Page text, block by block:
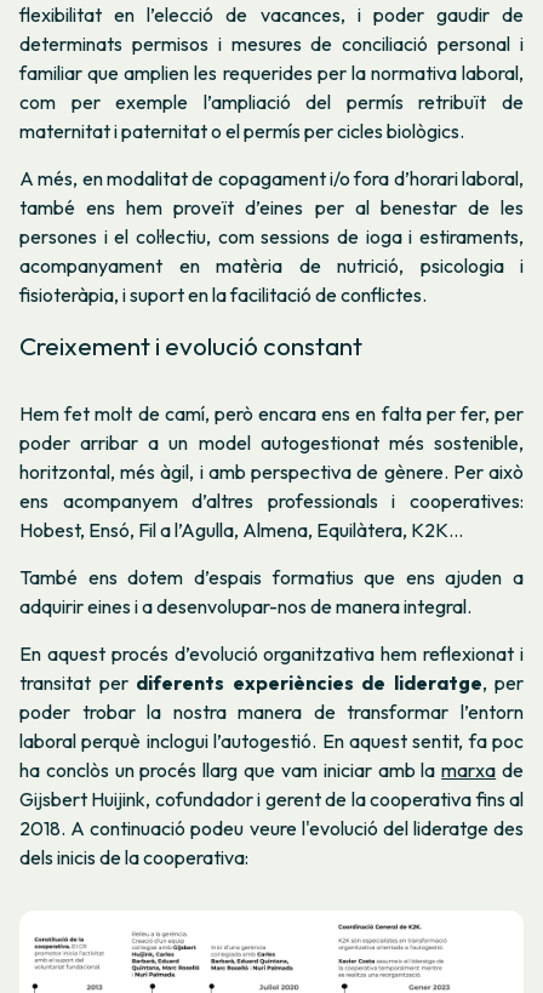
flexibilitat en l’elecció de vacances, i poder gaudir de
determinats permisos i mesures de conciliació personal i
familiar que amplien les requerides per la normativa laboral,
com per exemple l’ampliació del permís retribuït de
maternitat i paternitat o el permís per cicles biològics.
A més, en modalitat de copagament i/o fora d’horari laboral,
també ens hem proveït d’eines per al benestar de les
persones i el col·lectiu, com sessions de ioga i estiraments,
acompanyament en matèria de nutrició, psicologia i
fisioteràpia, i suport en la facilitació de conflictes.
Creixement i evolució constant
Hem fet molt de camí, però encara ens en falta per fer, per
poder arribar a un model autogestionat més sostenible,
horitzontal, més àgil, i amb perspectiva de gènere. Per això
ens acompanyem d’altres professionals i cooperatives:
Hobest, Ensó, Fil a l’Agulla, Almena, Equilàtera, K2K…
També ens dotem d’espais formatius que ens ajuden a
adquirir eines i a desenvolupar-nos de manera integral.
En aquest procés d’evolució organitzativa hem reflexionat i
transitat per diferents experiències de lideratge, per
poder trobar la nostra manera de transformar l’entorn
laboral perquè inclogui l’autogestió. En aquest sentit, fa poc
ha conclòs un procés llarg que vam iniciar amb lamarxa de
Gijsbert Huijink, cofundador i gerent de la cooperativa fins al
2018. A continuació podeu veure l'evolució del lideratge des
dels inicis de la cooperativa: